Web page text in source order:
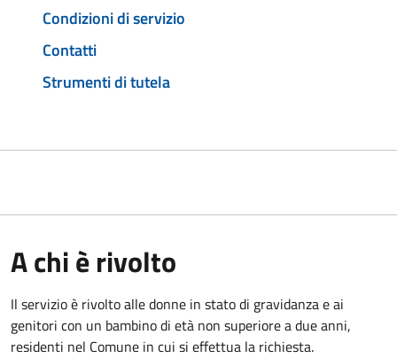
Condizioni di servizio
Contatti
Strumenti di tutela
A chi è rivolto
Il servizio è rivolto alle donne in stato di gravidanza e ai
genitori con un bambino di età non superiore a due anni,
residenti nel Comune in cui si effettua la richiesta.